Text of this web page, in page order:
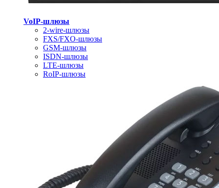
VoIP-шлюзы
2-wire-шлюзы
FXS/FXO-шлюзы
GSM-шлюзы
ISDN-шлюзы
LTE-шлюзы
RoIP-шлюзы